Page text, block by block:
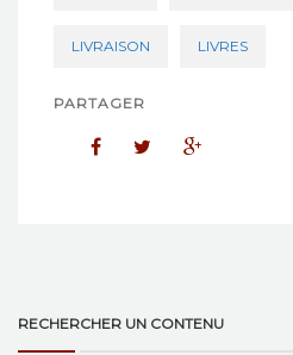
LIVRAISON LIVRES
PARTAGER
RECHERCHER UN CONTENU